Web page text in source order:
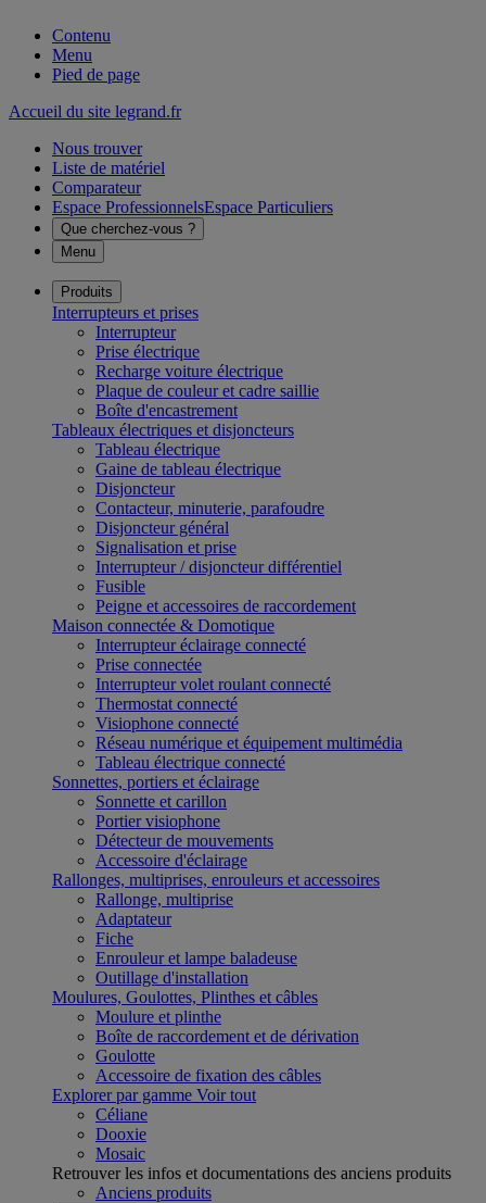
Contenu
Menu
Pied de page
Accueil du site legrand.fr
Nous trouver
Liste de matériel
Comparateur
Espace ProfessionnelsEspace Particuliers
Que cherchez-vous ?
Menu
Produits
Interrupteurs et prises
Interrupteur
Prise électrique
Recharge voiture électrique
Plaque de couleur et cadre saillie
Boîte d'encastrement
Tableaux électriques et disjoncteurs
Tableau électrique
Gaine de tableau électrique
Disjoncteur
Contacteur, minuterie, parafoudre
Disjoncteur général
Signalisation et prise
Interrupteur / disjoncteur différentiel
Fusible
Peigne et accessoires de raccordement
Maison connectée & Domotique
Interrupteur éclairage connecté
Prise connectée
Interrupteur volet roulant connecté
Thermostat connecté
Visiophone connecté
Réseau numérique et équipement multimédia
Tableau électrique connecté
Sonnettes, portiers et éclairage
Sonnette et carillon
Portier visiophone
Détecteur de mouvements
Accessoire d'éclairage
Rallonges, multiprises, enrouleurs et accessoires
Rallonge, multiprise
Adaptateur
Fiche
Enrouleur et lampe baladeuse
Outillage d'installation
Moulures, Goulottes, Plinthes et câbles
Moulure et plinthe
Boîte de raccordement et de dérivation
Goulotte
Accessoire de fixation des câbles
Explorer par gamme Voir tout
Céliane
Dooxie
Mosaic
Retrouver les infos et documentations des anciens produits
Anciens produits